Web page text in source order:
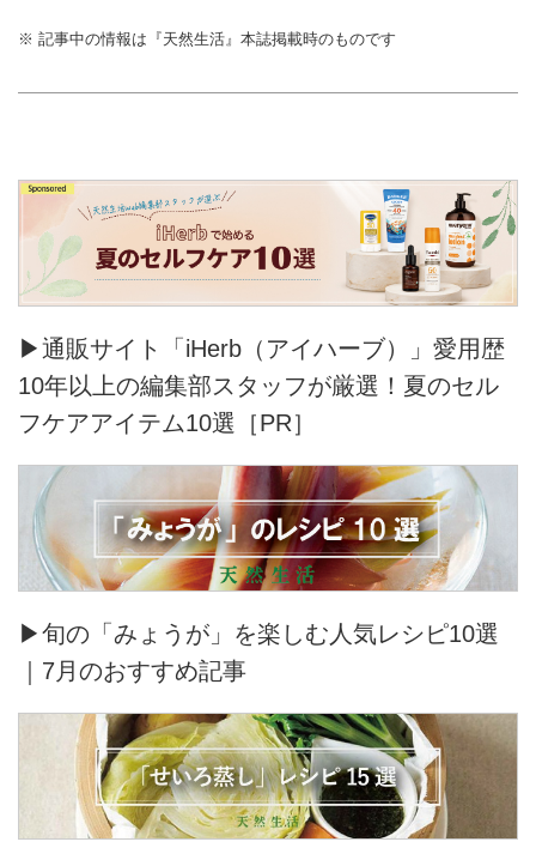
※ 記事中の情報は『天然生活』本誌掲載時のものです
▶通販サイト「iHerb（アイハーブ）」愛用歴
10年以上の編集部スタッフが厳選！夏のセル
フケアアイテム10選［PR］
▶旬の「みょうが」を楽しむ人気レシピ10選
｜7月のおすすめ記事